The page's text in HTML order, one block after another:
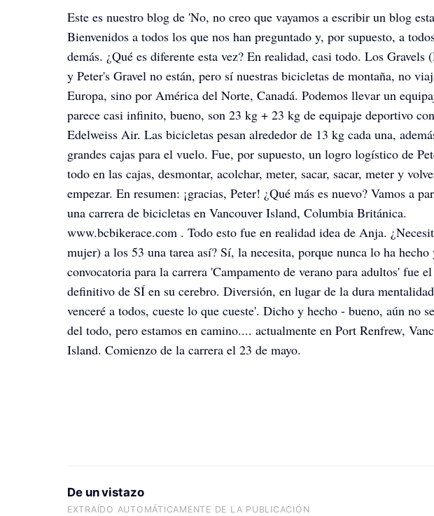
Anja und Peter's Rad-ab-Abenteuer
Anja und Peter's Rad-ab-Abenteuer
Este es nuestro blog de 'No, no creo que vayamos a escribir un blog
Bienvenidos a todos los que nos han preguntado y, por supuesto, a
demás. ¿Qué es diferente esta vez? En realidad, casi todo. Los Gravels
y Peter's Gravel no están, pero sí nuestras bicicletas de montaña, no
Europa, sino por América del Norte, Canadá. Podemos llevar un
parece casi infinito, bueno, son 23 kg + 23 kg de equipaje deportivo con
Edelweiss Air. Las bicicletas pesan alrededor de 13 kg cada una,
grandes cajas para el vuelo. Fue, por supuesto, un logro logístico de
todo en las cajas, desmontar, acolchar, meter, sacar, sacar, meter y
empezar. En resumen: ¡gracias, Peter! ¿Qué más es nuevo? Vamos a
una carrera de bicicletas en Vancouver Island, Columbia Británica.
www.bcbikerace.com . Todo esto fue en realidad idea de Anja.
mujer) a los 53 una tarea así? Sí, la necesita, porque nunca lo ha hecho
convocatoria para la carrera 'Campamento de verano para adultos' fue
definitivo de SÍ en su cerebro. Diversión, en lugar de la dura
venceré a todos, cueste lo que cueste'. Dicho y hecho - bueno, aún no
del todo, pero estamos en camino.... actualmente en Port Renfrew,
Island. Comienzo de la carrera el 23 de mayo.
De un vistazo
EXTRAÍDO AUTOMÁTICAMENTE DE LA PUBLICACIÓN
Anja und Peter's Rad-ab-Abenteuer